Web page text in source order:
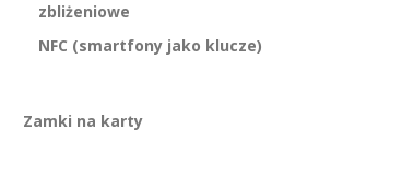
zbliżeniowe
NFC (smartfony jako klucze)
Zamki na karty